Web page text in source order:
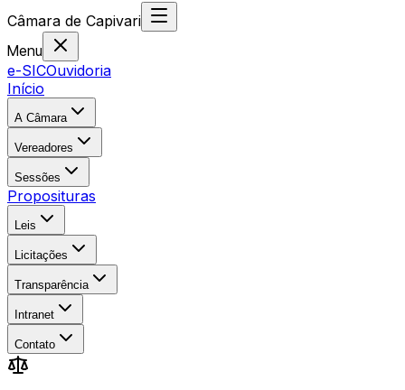
Câmara de Capivari
Menu
e-SICOuvidoria
Início
A Câmara
Vereadores
Sessões
Proposituras
Leis
Licitações
Transparência
Intranet
Contato